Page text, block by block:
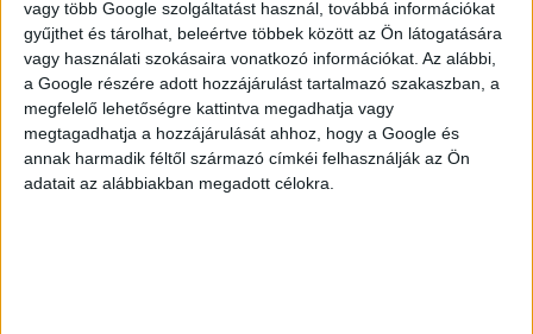
vagy több Google szolgáltatást használ, továbbá információkat
gyűjthet és tárolhat, beleértve többek között az Ön látogatására
vagy használati szokásaira vonatkozó információkat. Az alábbi,
a Google részére adott hozzájárulást tartalmazó szakaszban, a
megfelelő lehetőségre kattintva megadhatja vagy
megtagadhatja a hozzájárulását ahhoz, hogy a Google és
annak harmadik féltől származó címkéi felhasználják az Ön
adatait az alábbiakban megadott célokra.
hasko.szabina@multijob.hu
06-20-468-8523